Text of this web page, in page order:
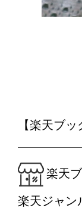
【楽天ブ
楽天
楽天ジャン